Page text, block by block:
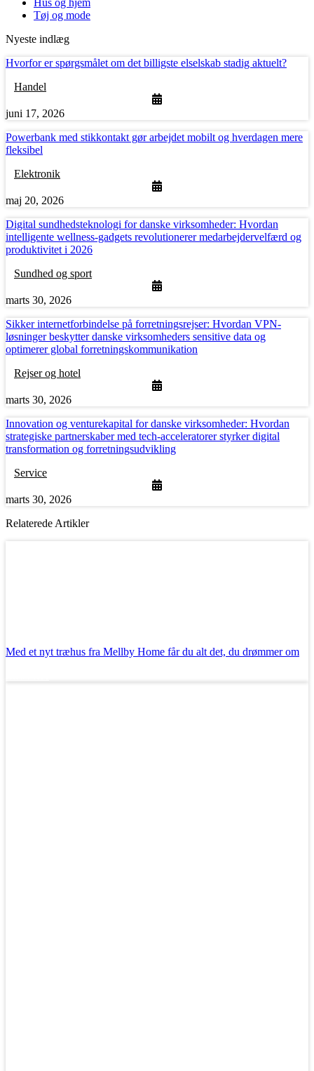
Hus og hjem
Tøj og mode
Nyeste indlæg
Hvorfor er spørgsmålet om det billigste elselskab stadig aktuelt?
Handel
juni 17, 2026
Powerbank med stikkontakt gør arbejdet mobilt og hverdagen mere
fleksibel
Elektronik
maj 20, 2026
Digital sundhedsteknologi for danske virksomheder: Hvordan
intelligente wellness-gadgets revolutionerer medarbejdervelfærd og
produktivitet i 2026
Sundhed og sport
marts 30, 2026
Sikker internetforbindelse på forretningsrejser: Hvordan VPN-
løsninger beskytter danske virksomheders sensitive data og
optimerer global forretningskommunikation
Rejser og hotel
marts 30, 2026
Innovation og venturekapital for danske virksomheder: Hvordan
strategiske partnerskaber med tech-acceleratorer styrker digital
transformation og forretningsudvikling
Service
marts 30, 2026
Relaterede Artikler
Med et nyt træhus fra Mellby Home får du alt det, du drømmer om